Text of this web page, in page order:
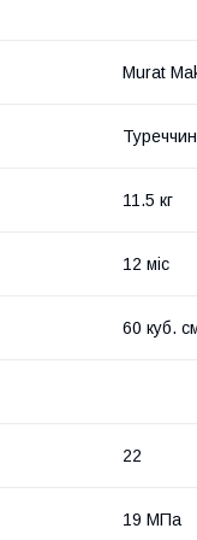
Murat
11.5 кг
12 міс
60 куб.
22
19 МПа